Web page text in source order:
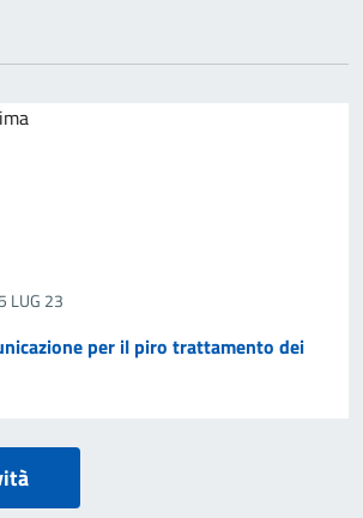
LUG 23
per il piro trattamento dei